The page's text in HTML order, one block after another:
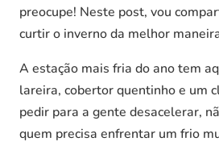
preocupe! Neste post, vou
curtir o inverno da melhor
A estação mais fria do ano tem
lareira, cobertor quentinho e um
pedir para a gente desacelerar,
quem precisa enfrentar um frio